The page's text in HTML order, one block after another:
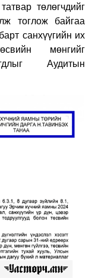
төлөгчдийг
тоглож байгаа
санхүүгийн их
мөнгийг
Аудитын